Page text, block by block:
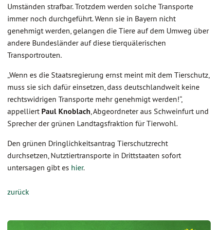
Umständen strafbar. Trotzdem werden solche Transporte
immer noch durchgeführt. Wenn sie in Bayern nicht
genehmigt werden, gelangen die Tiere auf dem Umweg über
andere Bundesländer auf diese tierquälerischen
Transportrouten.
„Wenn es die Staatsregierung ernst meint mit dem Tierschutz,
muss sie sich dafür einsetzen, dass deutschlandweit keine
rechtswidrigen Transporte mehr genehmigt werden!“,
appelliertPaul Knoblach, Abgeordneter aus Schweinfurt und
Sprecher der grünen Landtagsfraktion für Tierwohl.
Den grünen Dringlichkeitsantrag Tierschutzrecht
durchsetzen, Nutztiertransporte in Drittstaaten sofort
untersagen gibt es hier.
zurück